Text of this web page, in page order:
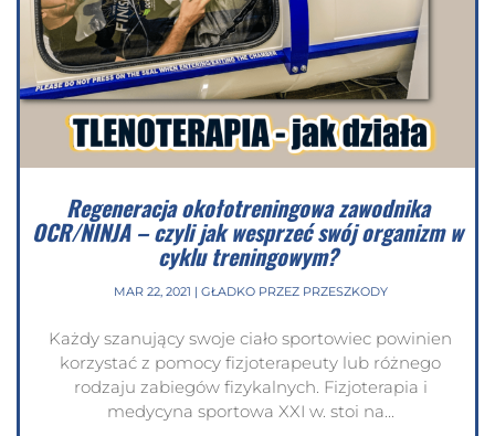
Regeneracja okołotreningowa zawodnika
OCR/NINJA – czyli jak wesprzeć swój organizm w
cyklu treningowym?
MAR 22, 2021 | GŁADKO PRZEZ PRZESZKODY
Każdy szanujący swoje ciało sportowiec powinien
korzystać z pomocy fizjoterapeuty lub różnego
rodzaju zabiegów fizykalnych. Fizjoterapia i
medycyna sportowa XXI w. stoi na...